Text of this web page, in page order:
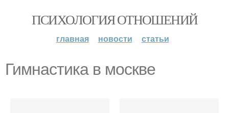
ПСИХОЛОГИЯ ОТНОШЕНИЙ
главная новости статьи
Гимнастика в москве